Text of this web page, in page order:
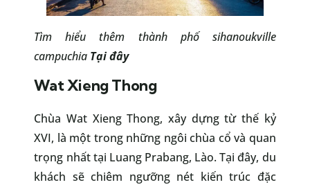
Tìm hiểu thêm thành phố sihanoukville
campuchia Tại đây
Wat Xieng Thong
Chùa Wat Xieng Thong, xây dựng từ thế kỷ
XVI, là một trong những ngôi chùa cổ và quan
trọng nhất tại Luang Prabang, Lào. Tại đây, du
khách sẽ chiêm ngưỡng nét kiến trúc đặc